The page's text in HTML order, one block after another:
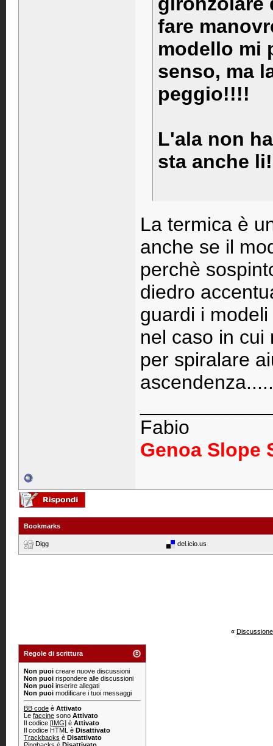
fare
modello mi
senso, ma
peggio!!!!
L'ala non
sta anche li!
La termica è
anche se il
perchè
diedro
guardi i
nel caso in cui
per spiralare
Fabio
Genoa Slope
Bookmarks
Digg del.icio.us
«
Regole di scrittura
Non puoi creare nuove discussioni
Non puoi rispondere alle discussioni
Non puoi inserire allegati
Non puoi modificare i tuoi messaggi
BB code è Attivato
Le faccine sono Attivato
Il codice [IMG] è Attivato
Il codice HTML è Disattivato
Trackbacks è Disattivato